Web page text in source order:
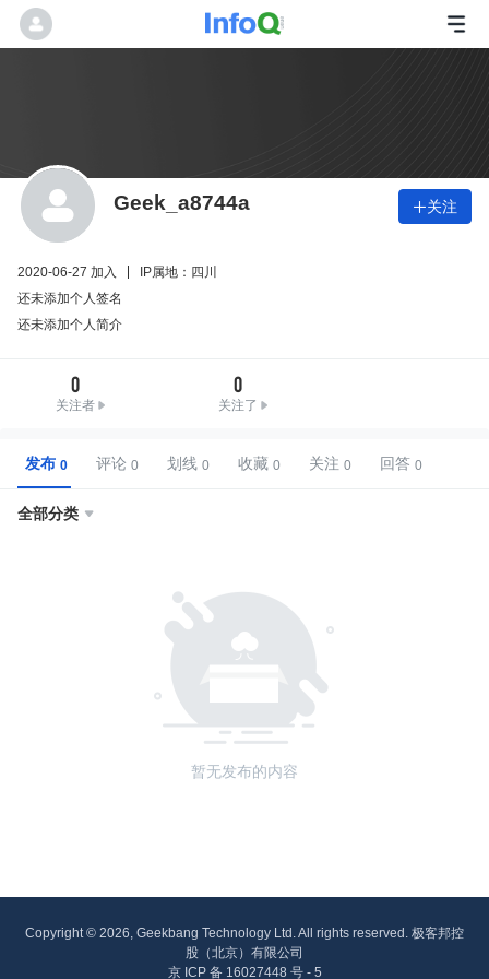
Geek_a8744a 关注
2020-06-27 加入
IP属地：四川
还未添加个人签名
还未添加个人简介
0
关注者
0
关注了
发布 评论 划线 收藏 关注 回答
全部分类 
暂无发布的内容
Copyright © 2026, Geekbang Technology Ltd. All rights reserved. 极客邦控
股（北京）有限公司
京 ICP 备 16027448 号 - 5